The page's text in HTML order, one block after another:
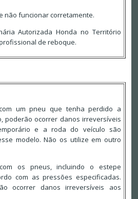
não funcionar corretamente.
Autorizada Honda no Território
de reboque.
um pneu que tenha perdido a
poderão ocorrer danos irreversíveis
e a roda do veículo são
modelo. Não os utilize em outro
os pneus, incluindo o estepe
com as pressões especificadas.
ocorrer danos irreversíveis aos